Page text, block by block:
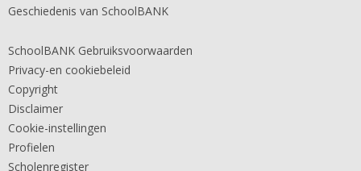
Geschiedenis van SchoolBANK
SchoolBANK Gebruiksvoorwaarden
Privacy-en cookiebeleid
Copyright
Disclaimer
Cookie-instellingen
Profielen
Scholenregister